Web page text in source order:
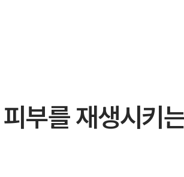
부를 재생시키